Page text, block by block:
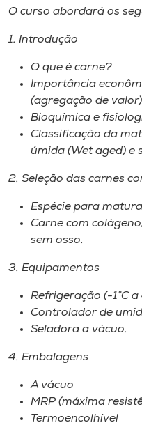
O curso abordará os
1. Introdução
O que é carne?
Importância
(agregação de
Bioquímica e
Classificação da
úmida (Wet aged) e
2. Seleção das carnes
Espécie para
Carne com
sem osso.
3. Equipamentos
Refrigeração (-1°C a
Controlador de
Seladora a vácuo.
4. Embalagens
A vácuo
MRP (máxima
Termoencolhível